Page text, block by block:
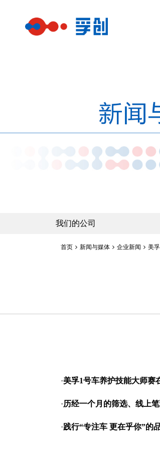
我们的公司
首页 新闻与媒体 企业新闻 美
·美孚1号车养护技能大师赛
·历经一个月的筛选、线上
·践行“专注车 更在乎你”的